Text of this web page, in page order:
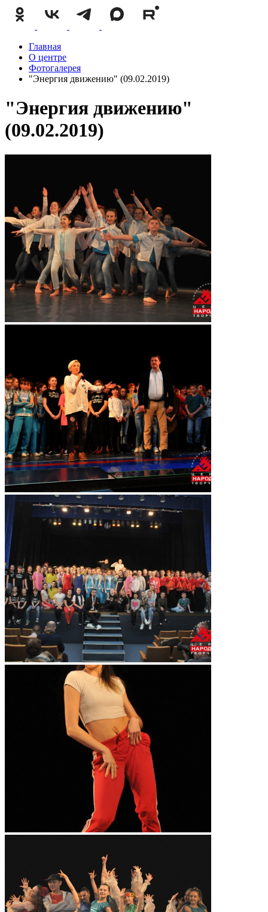
Главная
О центре
Фотогалерея
"Энергия движению" (09.02.2019)
"Энергия движению"
(09.02.2019)